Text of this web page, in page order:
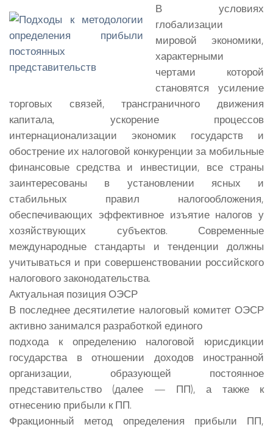
В условиях
глобализации
мировой экономики,
характерными
чертами которой
становятся усиление
торговых связей, трансграничного движения
капитала, ускорение процессов
интернационализации экономик государств и
обострение их налоговой конкуренции за мобильные
финансовые средства и инвестиции, все страны
заинтересованы в установлении ясных и
стабильных правил налогообложения,
обеспечивающих эффективное изъятие налогов у
хозяйствующих субъектов. Современные
международные стандарты и тенденции должны
учитываться и при совершенствовании российского
налогового законодательства.
Актуальная позиция ОЭСР
В последнее десятилетие налоговый комитет ОЭСР
активно занимался разработкой единого
подхода к определению налоговой юрисдикции
государства в отношении доходов иностранной
организации, образующей постоянное
представительство (далее — ПП), а также к
отнесению прибыли к ПП.
Фракционный метод определения прибыли ПП,